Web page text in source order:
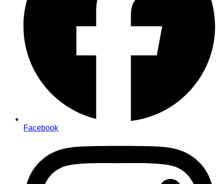
Facebook